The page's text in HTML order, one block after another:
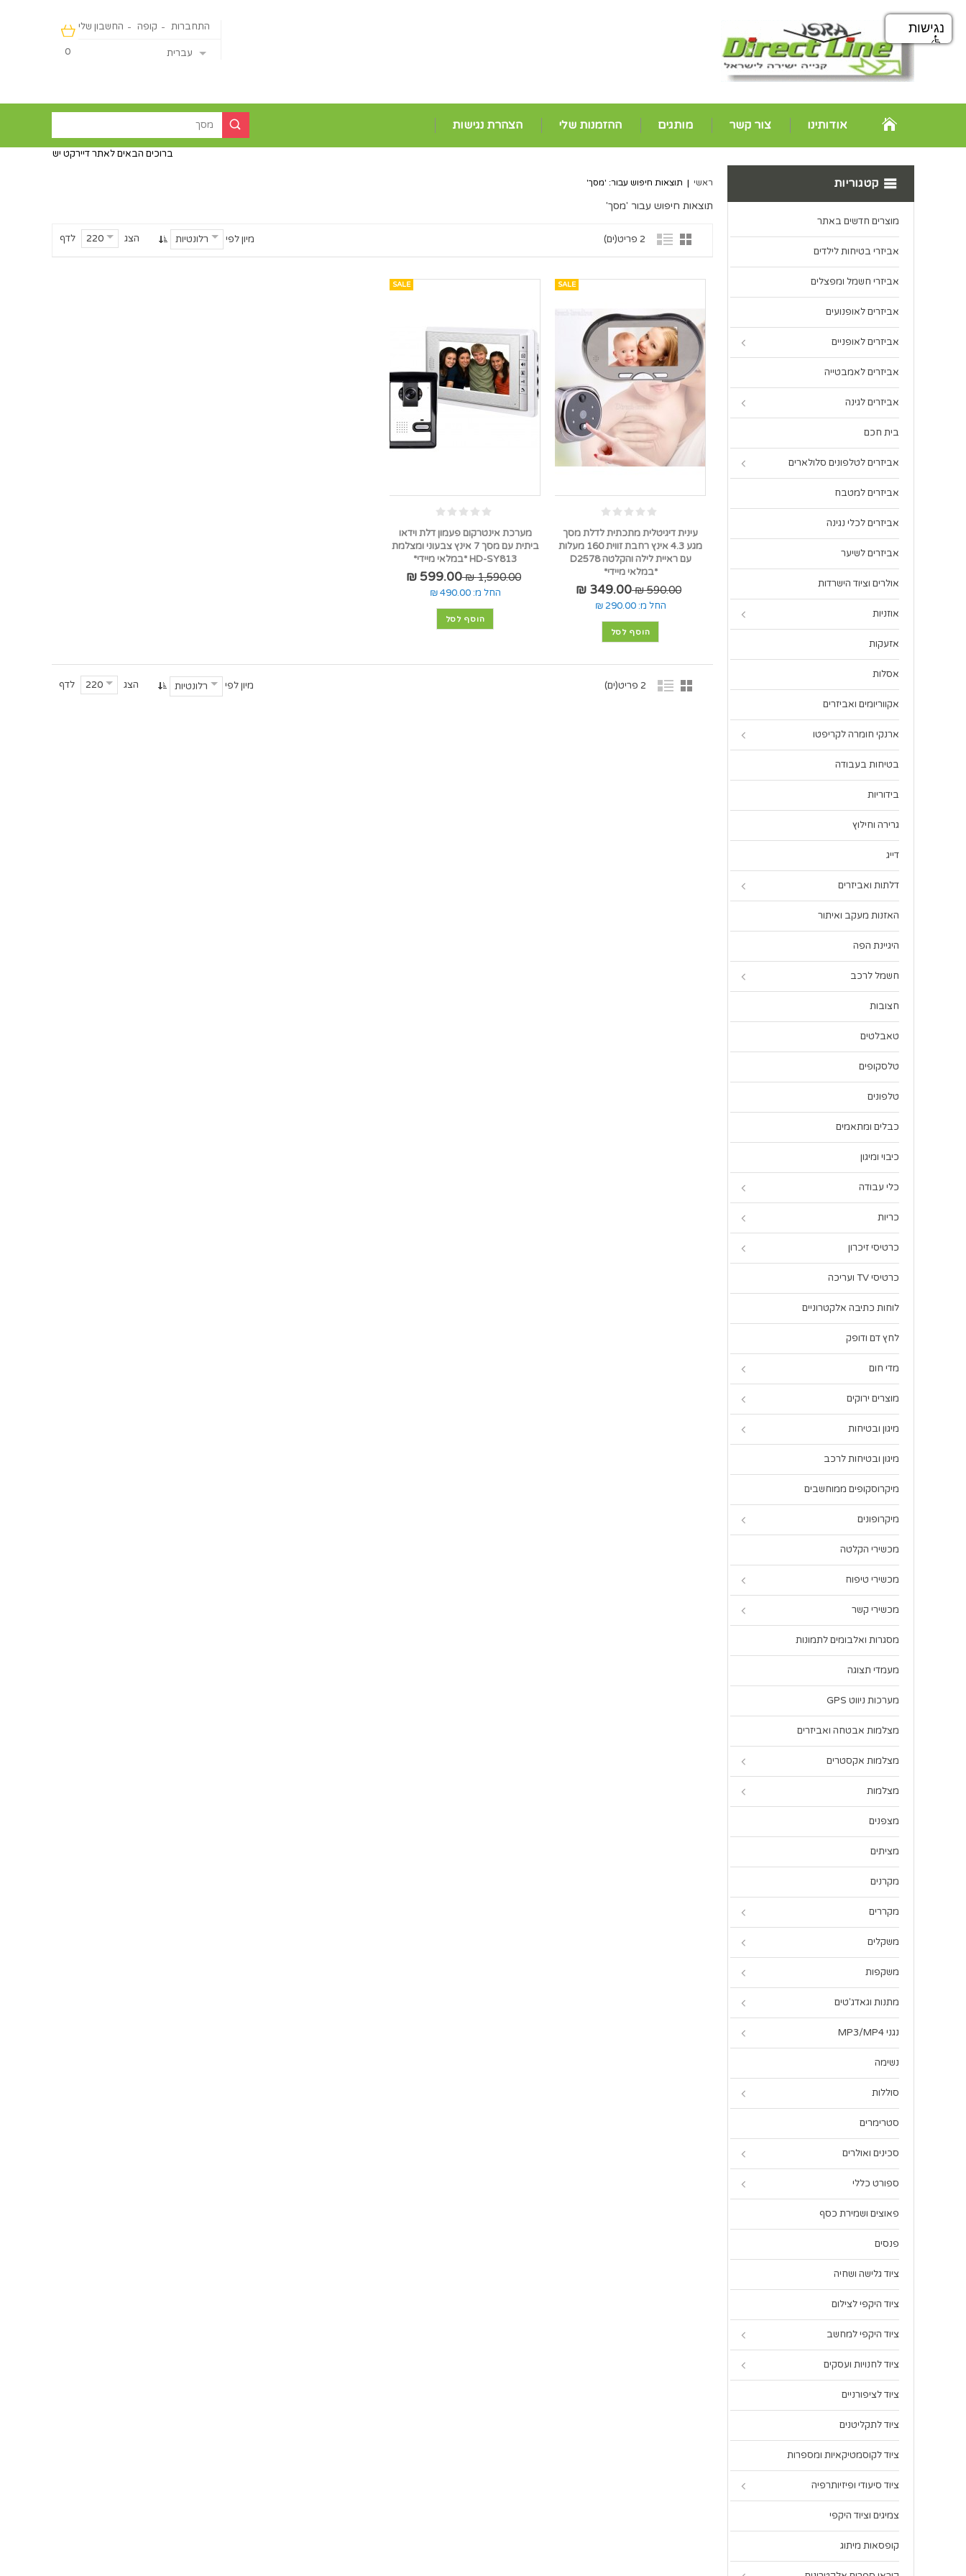
0
החשבון שלי קופה התחברות
עברית
אודותינו צור קשר מותגים ההזמנות שלי הצהרת נגישות
ברוכים הבאים לאתר דיירקט ישראליין - מכירה
ראשי | תוצאות חיפוש עבור: 'מסך'
תוצאות חיפוש עבור 'מסך'
2 פריט(ים) הצג 220 לדף מיון לפי רלונטיות
SALE
עינית דיגיטלית מתכתית לדלת מסך
מגע 4.3 אינץ רחבת זווית 160 מעלות
עם ראיית לילה והקלטה D2578
*במלאי מיידי*
590.00 ₪
349.00 ₪
החל מ: 290.00 ₪
הוסף לסל
SALE
מערכת אינטרקום פעמון דלת וידאו
ביתית עם מסך 7 אינץ צבעוני ומצלמת
HD-SY813 *במלאי מיידי*
1,590.00 ₪
599.00 ₪
החל מ: 490.00 ₪
הוסף לסל
2 פריט(ים) הצג 220 לדף מיון לפי רלונטיות
קטגוריות
מוצרים חדשים באתר
אביזרי בטיחות לילדים
אביזרי חשמל ומפצלים
אביזרים לאופנועים
אביזרים לאופניים
אביזרים לאמבטייה
אביזרים לגינה
בית חכם
אביזרים לטלפונים סלולארים
אביזרים למטבח
אביזרים לכלי נגינה
אביזרים לשיער
אולרים וציוד הישרדות
אוזניות
אזעקות
אסלות
אקווריומים ואביזרים
ארנקי חומרה לקריפטו
בטיחות בעבודה
בידוריות
גרירה וחילוץ
דייג
דלתות ואביזרים
האזנות מעקב ואיתור
היגיינת הפה
חשמל לרכב
חצובות
טאבלטים
טלסקופים
טלפונים
כבלים ומתאמים
כיבוי ומיגון
כלי עבודה
כריות
כרטיסי זיכרון
כרטיסי TV ועריכה
לוחות כתיבה אלקטרוניים
לחץ דם ודופק
מדי חום
מוצרים ירוקים
מיגון ובטיחות
מיגון ובטיחות לרכב
מיקרוסקופים ממוחשבים
מיקרופונים
מכשירי הקלטה
מכשירי טיפוח
מכשירי קשר
מסגרות ואלבומים לתמונות
מעמדי תצוגה
מערכות ניווט GPS
מצלמות אבטחה ואביזרים
מצלמות אקסטרים
מצלמות
מצפנים
מציתים
מקרנים
מקררים
משקלים
משקפות
מתנות וגאדג'טים
נגני MP3/MP4
נשימה
סוללות
סטרימרים
סכינים ואולרים
ספורט כללי
פאוצים ושמירת כסף
פנסים
ציוד גלישה ושחיה
ציוד היקפי לצילום
ציוד היקפי למחשב
ציוד לחנויות ועסקים
ציוד לציפורניים
ציוד לתקליטנים
ציוד לקוסמטיקאיות ומספרות
ציוד סיעודי ופיזיותרפיה
צמיגים וציוד היקפי
קופסאות מיתוג
נגישות